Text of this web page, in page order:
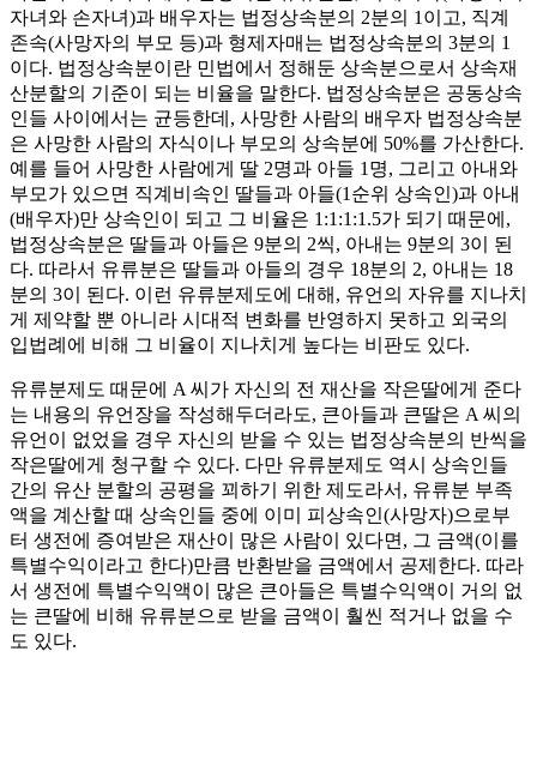
자녀와 손자녀)과 배우자는 법정상속분의 2분의 1이고, 직계
존속(사망자의 부모 등)과 형제자매는 법정상속분의 3분의 1
이다. 법정상속분이란 민법에서 정해둔 상속분으로서 상속재
산분할의 기준이 되는 비율을 말한다. 법정상속분은 공동상속
인들 사이에서는 균등한데, 사망한 사람의 배우자 법정상속분
은 사망한 사람의 자식이나 부모의 상속분에 50%를 가산한다.
예를 들어 사망한 사람에게 딸 2명과 아들 1명, 그리고 아내와
부모가 있으면 직계비속인 딸들과 아들(1순위 상속인)과 아내
(배우자)만 상속인이 되고 그 비율은 1:1:1:1.5가 되기 때문에,
법정상속분은 딸들과 아들은 9분의 2씩, 아내는 9분의 3이 된
다. 따라서 유류분은 딸들과 아들의 경우 18분의 2, 아내는 18
분의 3이 된다. 이런 유류분제도에 대해, 유언의 자유를 지나치
게 제약할 뿐 아니라 시대적 변화를 반영하지 못하고 외국의
입법례에 비해 그 비율이 지나치게 높다는 비판도 있다.
유류분제도 때문에 A 씨가 자신의 전 재산을 작은딸에게 준다
는 내용의 유언장을 작성해두더라도, 큰아들과 큰딸은 A 씨의
유언이 없었을 경우 자신의 받을 수 있는 법정상속분의 반씩을
작은딸에게 청구할 수 있다. 다만 유류분제도 역시 상속인들
간의 유산 분할의 공평을 꾀하기 위한 제도라서, 유류분 부족
액을 계산할 때 상속인들 중에 이미 피상속인(사망자)으로부
터 생전에 증여받은 재산이 많은 사람이 있다면, 그 금액(이를
특별수익이라고 한다)만큼 반환받을 금액에서 공제한다. 따라
서 생전에 특별수익액이 많은 큰아들은 특별수익액이 거의 없
는 큰딸에 비해 유류분으로 받을 금액이 훨씬 적거나 없을 수
도 있다.